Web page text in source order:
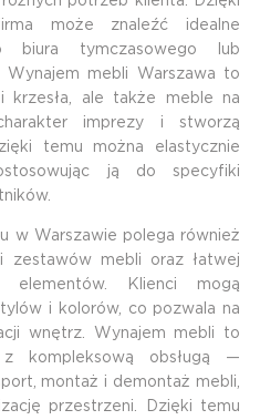
może znaleźć idealne
biura tymczasowego lub
Wynajem mebli Warszawa to
krzesła, ale także meble na
imprezy i stworzą
temu można elastycznie
ją do specyfiki
w Warszawie polega również
zestawów mebli oraz łatwej
elementów. Klienci mogą
i kolorów, co pozwala na
wnętrz. Wynajem mebli to
kompleksową obsługą —
montaż i demontaż mebli,
przestrzeni. Dzięki temu